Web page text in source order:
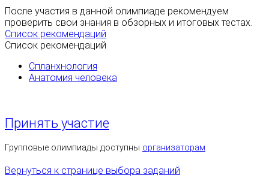
После участия в данной олимпиаде рекомендуем
проверить свои знания в обзорных и итоговых тестах.
Список рекомендаций
Список рекомендаций
Спланхнология
Анатомия человека
Принять участие
Групповые олимпиады доступны организаторам
Вернуться к странице выбора заданий